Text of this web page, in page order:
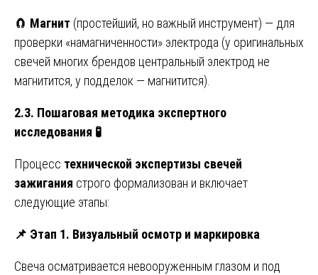
🧲 Магнит (простейший, но важный инструмент) — для
проверки «намагниченности» электрода (у оригинальных
свечей многих брендов центральный электрод не
магнитится, у подделок — магнитится).
2.3. Пошаговая методика экспертного
исследования 🧪
Процесс технической экспертизы свечей
зажигания строго формализован и включает
следующие этапы:
📌 Этап 1. Визуальный осмотр и маркировка
Свеча осматривается невооруженным глазом и под